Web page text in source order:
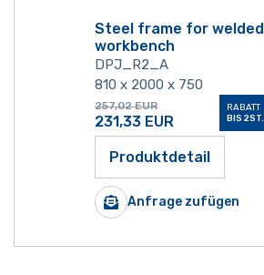
Steel frame for welded
workbench
DPJ_R2_A
810 x 2000 x 750
257,02 EUR
231,33 EUR
RABATT
BIS 2ST.
Produktdetail
Anfrage zufügen